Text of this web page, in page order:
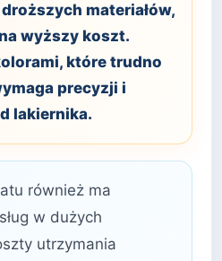
materiałów,
wyższy koszt.
które trudno
precyzji i
lakiernika.
również ma
w dużych
utrzymania